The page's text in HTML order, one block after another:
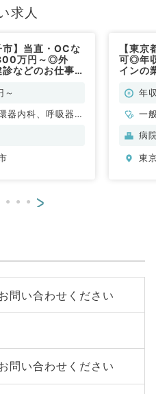
求人
市】当直・OCな
万円～◎外
などのお仕事
～
器内科、呼吸器内
、内分泌・代謝内
【東
可◎年
インの
般内科
年
一
病
東
>
問い合わせください
問い合わせください